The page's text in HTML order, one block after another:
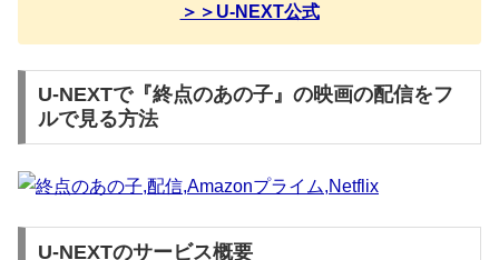
＞＞U-NEXT公式
U-NEXTで『終点のあの子』の映画の配信をフ
ルで見る方法
U-NEXTのサービス概要